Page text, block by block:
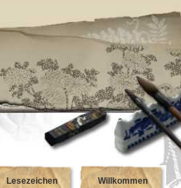
Lesezeichen Willkommen